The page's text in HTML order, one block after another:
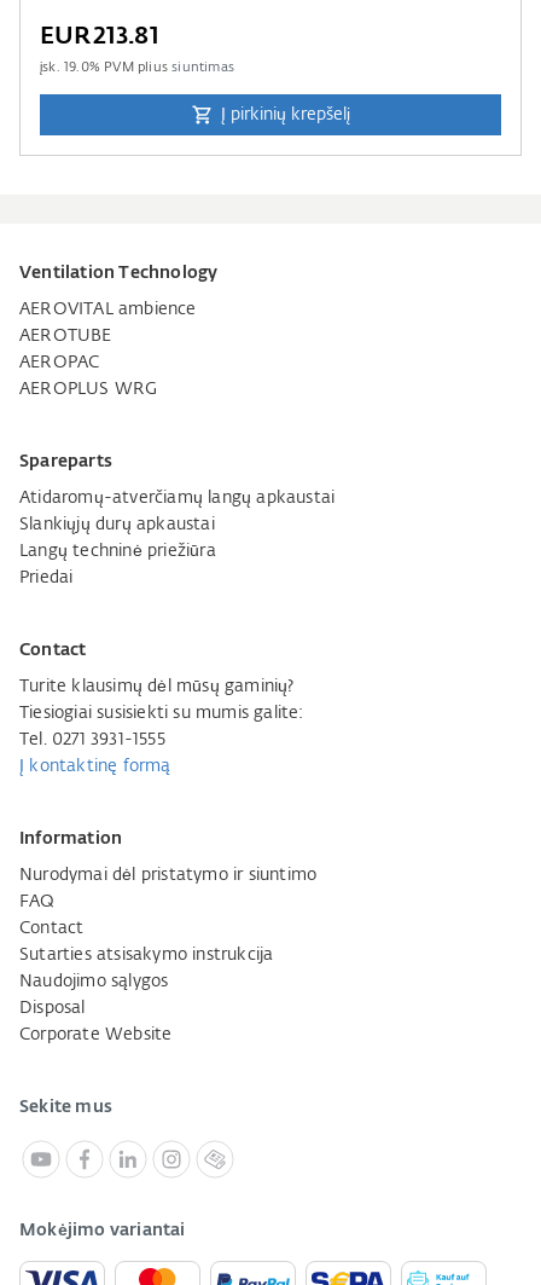
EUR213.81
įsk. 19.0% PVM pliussiuntimas
Į pirkinių krepšelį
Ventilation Technology
AEROVITAL ambience
AEROTUBE
AEROPAC
AEROPLUS WRG
Spareparts
Atidaromų-atverčiamų langų apkaustai
Slankiųjų durų apkaustai
Langų techninė priežiūra
Priedai
Contact
Turite klausimų dėl mūsų gaminių?
Tiesiogiai susisiekti su mumis galite:
Tel. 0271 3931-1555
Į kontaktinę formą
Information
Nurodymai dėl pristatymo ir siuntimo
FAQ
Contact
Sutarties atsisakymo instrukcija
Naudojimo sąlygos
Disposal
Corporate Website
Sekite mus
Mokėjimo variantai